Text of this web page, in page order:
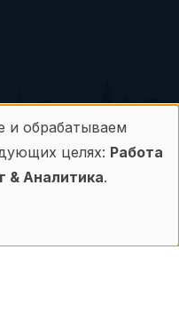
с данного
и обрабатываем
целях: Работа
& Аналитика.